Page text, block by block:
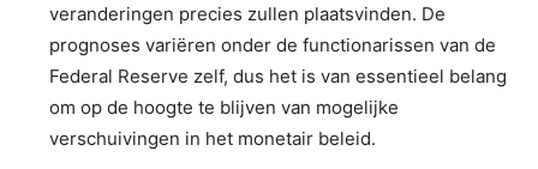
veranderingen precies zullen plaatsvinden. De
prognoses variëren onder de functionarissen van de
Federal Reserve zelf, dus het is van essentieel belang
om op de hoogte te blijven van mogelijke
verschuivingen in het monetair beleid.